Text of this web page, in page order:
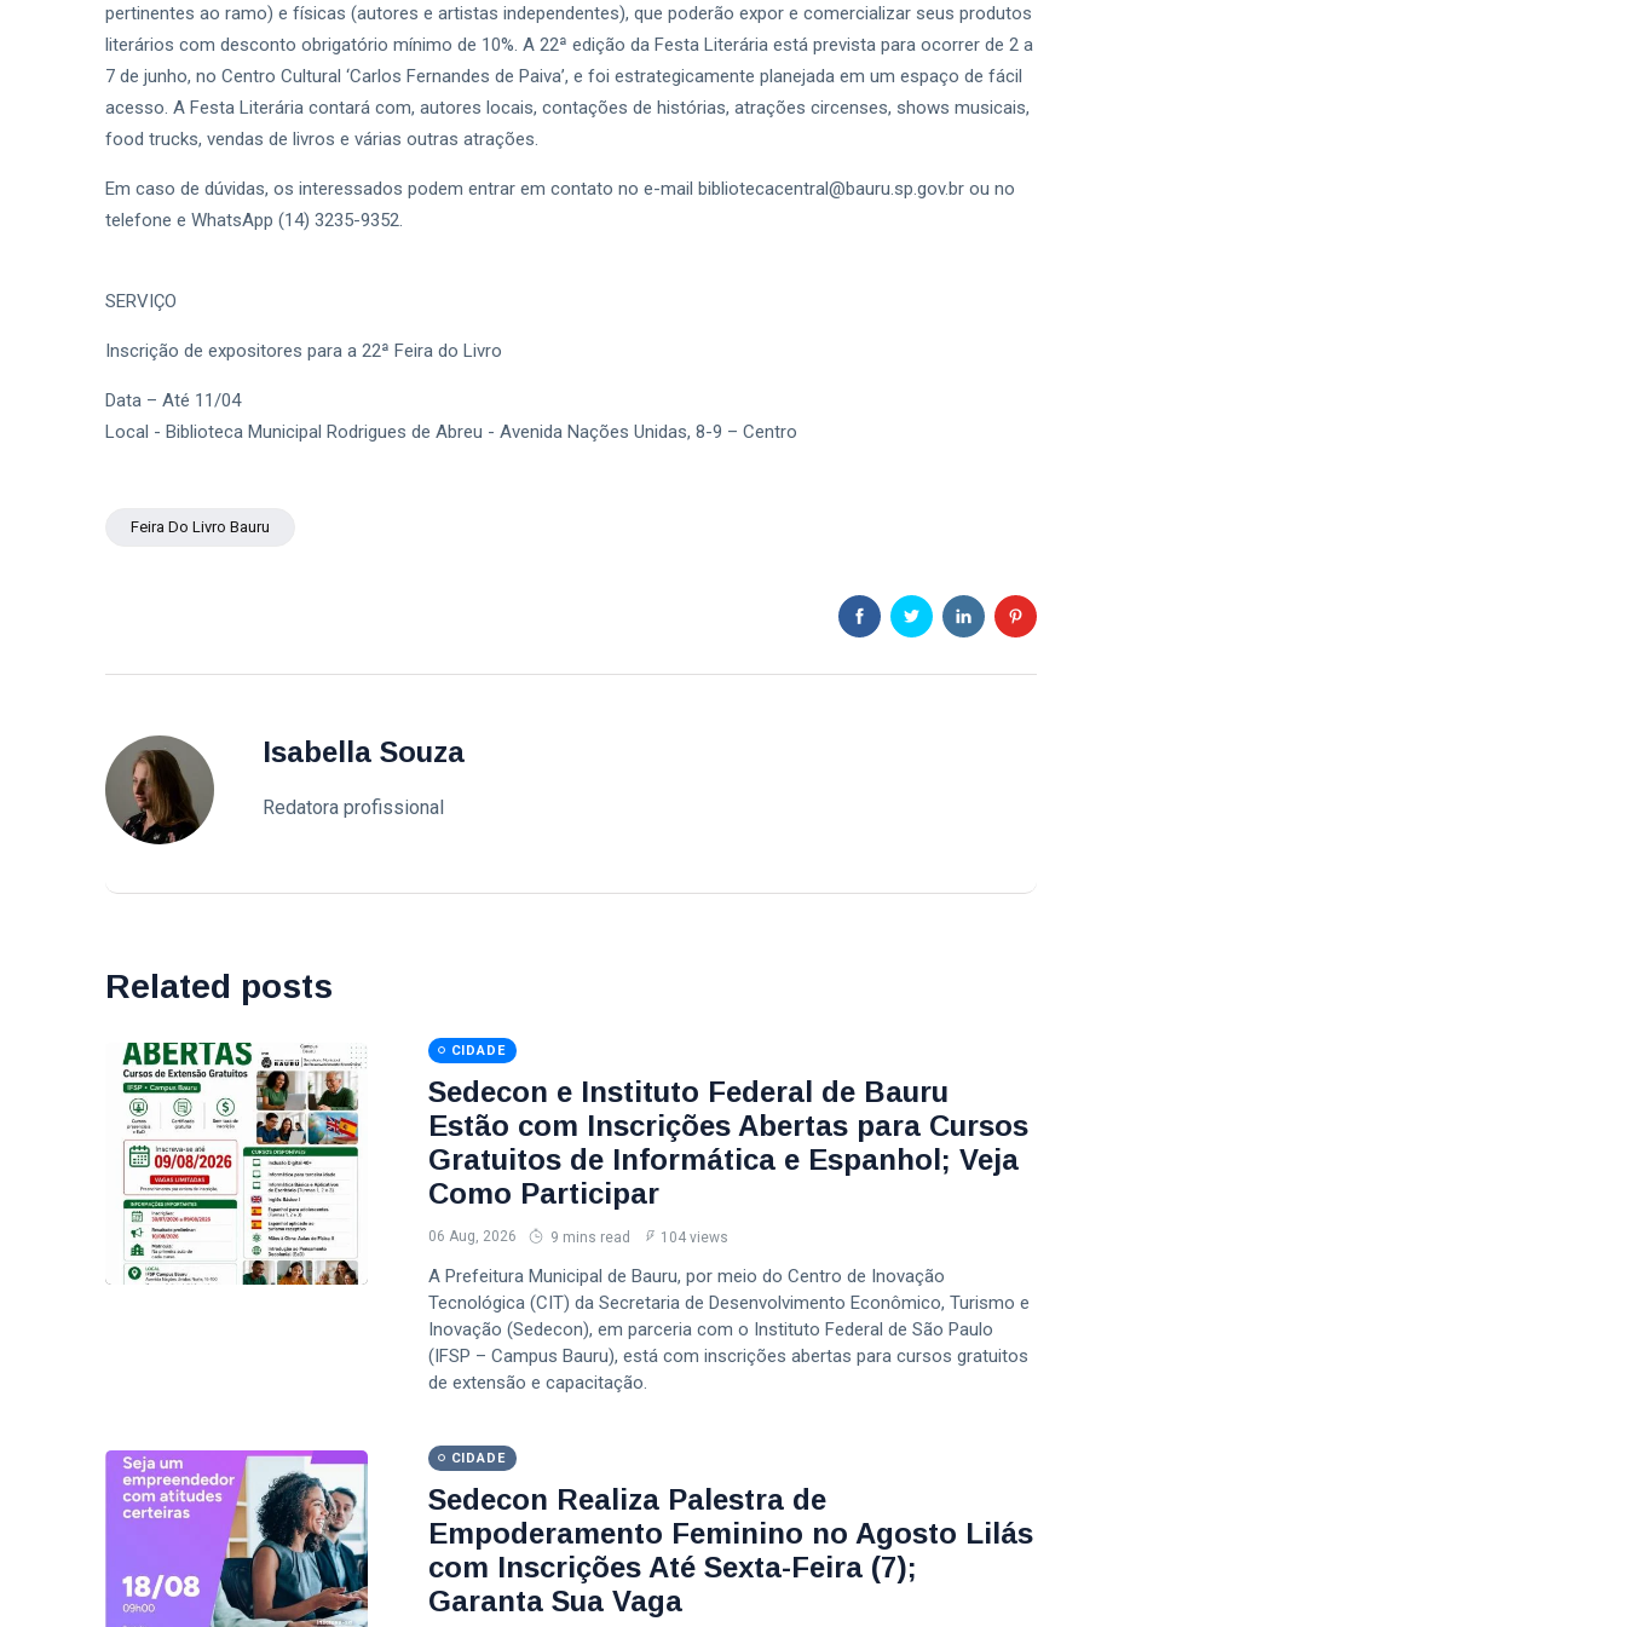
pertinentes ao ramo) e físicas (autores e artistas independentes), que poderão expor e comercializar seus produtos
literários com desconto obrigatório mínimo de 10%. A 22ª edição da Festa Literária está prevista para ocorrer de 2 a
7 de junho, no Centro Cultural ‘Carlos Fernandes de Paiva’, e foi estrategicamente planejada em um espaço de fácil
acesso. A Festa Literária contará com, autores locais, contações de histórias, atrações circenses, shows musicais,
food trucks, vendas de livros e várias outras atrações.
Em caso de dúvidas, os interessados podem entrar em contato no e-mail bibliotecacentral@bauru.sp.gov.br ou no
telefone e WhatsApp (14) 3235-9352.
SERVIÇO
Inscrição de expositores para a 22ª Feira do Livro
Data – Até 11/04
Local - Biblioteca Municipal Rodrigues de Abreu - Avenida Nações Unidas, 8-9 – Centro
Feira Do Livro Bauru
Isabella Souza
Redatora profissional
Related posts
CIDADE
Sedecon e Instituto Federal de Bauru
Estão com Inscrições Abertas para Cursos
Gratuitos de Informática e Espanhol; Veja
Como Participar
06 Aug, 2026 9 mins read 104 views
A Prefeitura Municipal de Bauru, por meio do Centro de Inovação
Tecnológica (CIT) da Secretaria de Desenvolvimento Econômico, Turismo e
Inovação (Sedecon), em parceria com o Instituto Federal de São Paulo
(IFSP – Campus Bauru), está com inscrições abertas para cursos gratuitos
de extensão e capacitação.
CIDADE
Sedecon Realiza Palestra de
Empoderamento Feminino no Agosto Lilás
com Inscrições Até Sexta-Feira (7);
Garanta Sua Vaga